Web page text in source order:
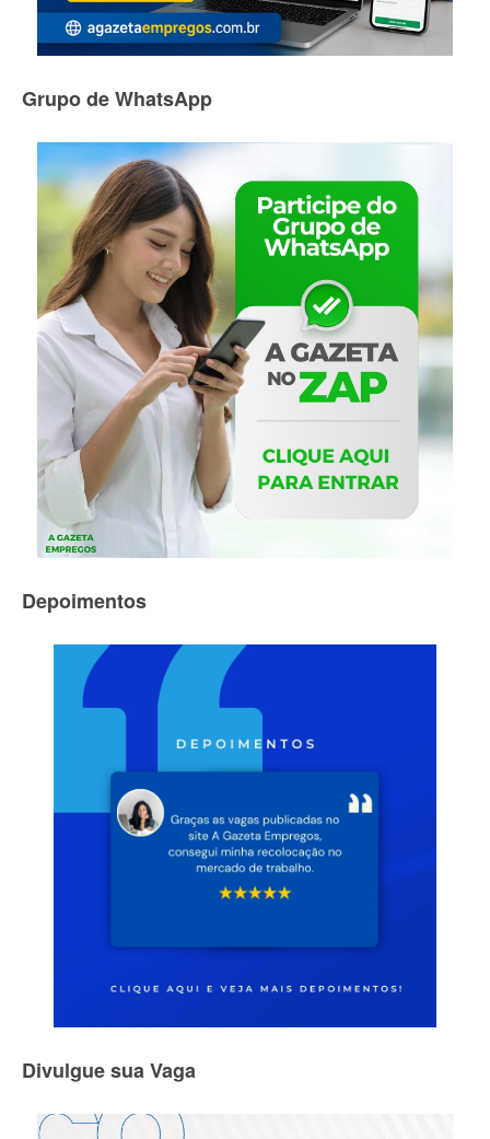
Grupo de WhatsApp
Depoimentos
Divulgue sua Vaga